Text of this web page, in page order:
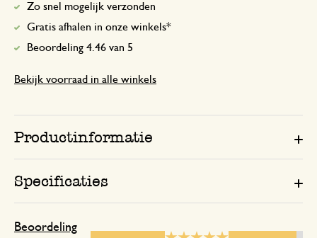
Zo snel mogelijk verzonden
Gratis afhalen in onze winkels*
Beoordeling 4.46 van 5
Bekijk voorraad in alle winkels
Productinformatie
Specificaties
Beoordeling
De schaaltjes zijn handzaam